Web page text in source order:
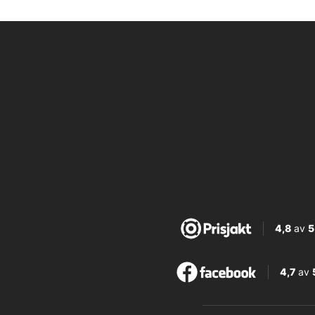
4,8 av5
4,7av